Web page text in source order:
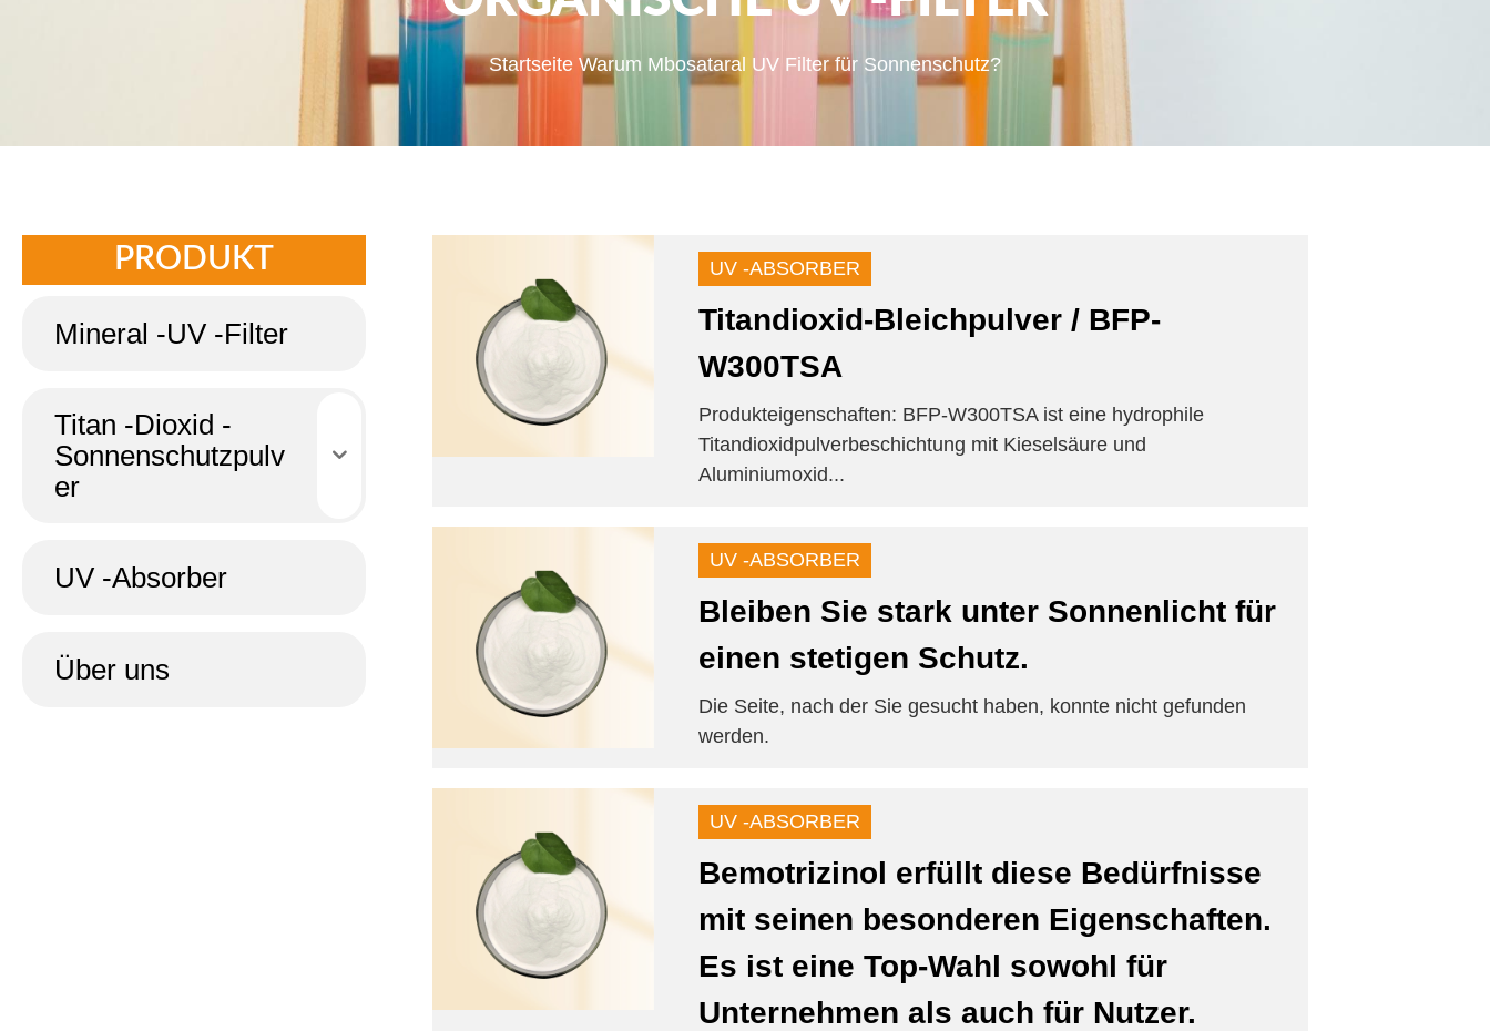
Startseite Warum Mbosataral UV Filter für Sonnenschutz?
PRODUKT
Mineral -UV -Filter
Titan -Dioxid -
Sonnenschutzpulv
er
UV -Absorber
Über uns
UV -ABSORBER
Titandioxid-Bleichpulver / BFP-
W300TSA
Produkteigenschaften: BFP-W300TSA ist eine hydrophile
Titandioxidpulverbeschichtung mit Kieselsäure und
Aluminiumoxid...
UV -ABSORBER
Bleiben Sie stark unter Sonnenlicht für
einen stetigen Schutz.
Die Seite, nach der Sie gesucht haben, konnte nicht gefunden
werden.
UV -ABSORBER
Bemotrizinol erfüllt diese Bedürfnisse
mit seinen besonderen Eigenschaften.
Es ist eine Top-Wahl sowohl für
Unternehmen als auch für Nutzer.